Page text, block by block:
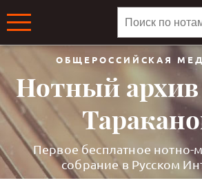
ОБЩЕРОССИЙСКАЯ
Нотный архив
Первое бесплатное нотно-
собрание в Русском